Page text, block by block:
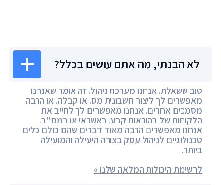
לא הבנתי, מה אתם עושים בכלל?
טוב ששאלת. אנחנו מערכת ניהול. זה אומר שאנחנו
מאפשרים לך ליצור חשבונית מס. או קבלה. או הרבה
מסמכים אחרים. אנחנו מאפשרים לך לחייב את
הלקוחות של בהוראות קבע. באשראי או במס"ב.
אנחנו מאפשרים הרבה מאוד דברים שהם כולם כלים
טכנולוגיים לניהול עסק בצורה היעילה והמועילה
ביותר.
לרשימת היכולות המלאה שלנו »